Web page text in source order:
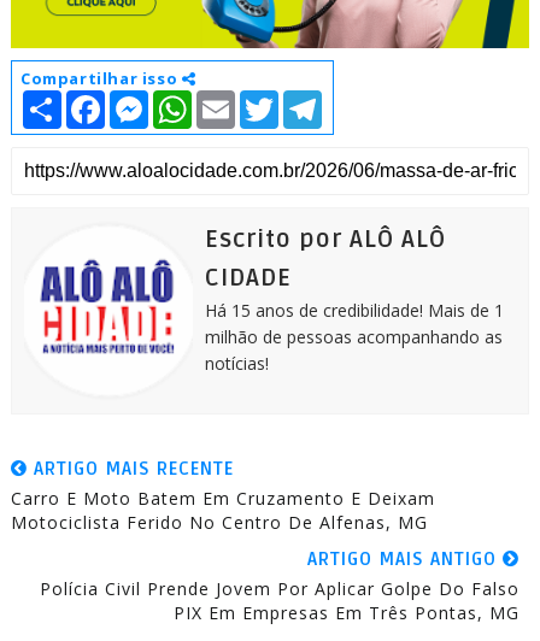
Compartilhar isso
S
h
a
e
F
c
b
M
e
s
e
W
h
a
t
s
E
m
a
l
T
i
t
t
T
l
e
g
m
Escrito por ALÔ ALÔ
CIDADE
Há 15 anos de credibilidade! Mais de 1
milhão de pessoas acompanhando as
notícias!
ARTIGO MAIS RECENTE
Carro E Moto Batem Em Cruzamento E Deixam
Motociclista Ferido No Centro De Alfenas, MG
ARTIGO MAIS ANTIGO
Polícia Civil Prende Jovem Por Aplicar Golpe Do Falso
PIX Em Empresas Em Três Pontas, MG